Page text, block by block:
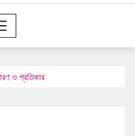
ও প্রতিকার